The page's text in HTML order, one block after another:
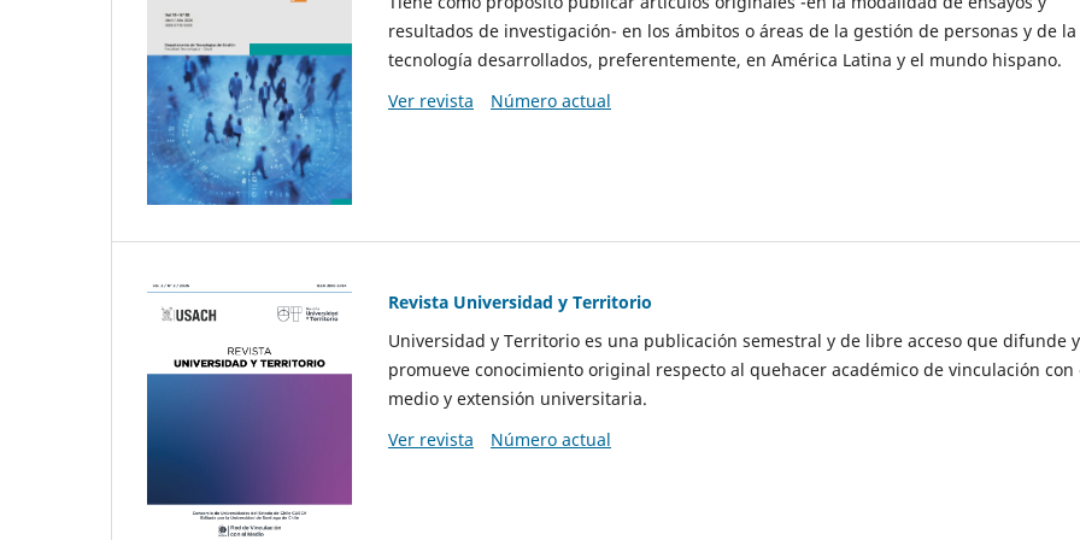
resultados de investigación- en los ámbitos o áreas de la gestión de personas y de la
tecnología desarrollados, preferentemente, en América Latina y el mundo hispano.
Ver revista
Número actual
Revista Universidad y Territorio
Universidad y Territorio es una publicación semestral y de libre acceso que difunde y
promueve conocimiento original respecto al quehacer académico de vinculación con
medio y extensión universitaria.
Ver revista
Número actual